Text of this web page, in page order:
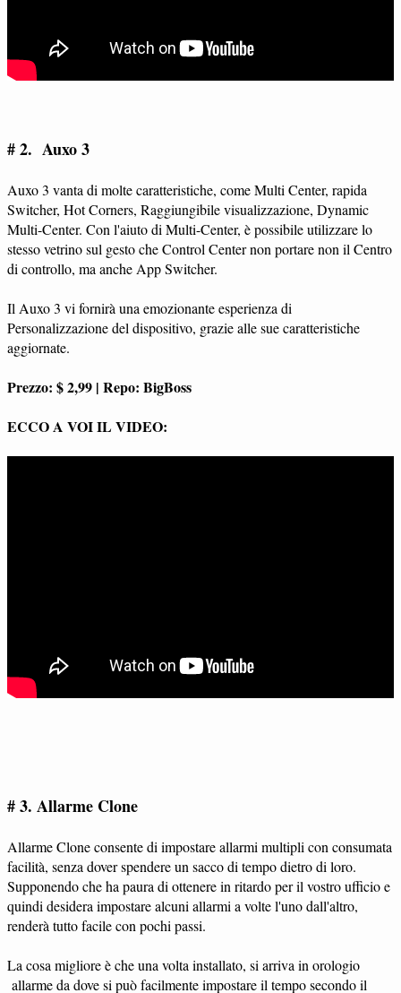
# 2. Auxo 3
Auxo 3 vanta di molte caratteristiche, come Multi Center, rapida
Switcher, Hot Corners, Raggiungibile visualizzazione, Dynamic
Multi-Center. Con l'aiuto di Multi-Center, è possibile utilizzare lo
stesso vetrino sul gesto che Control Center non portare non il Centro
di controllo, ma anche App Switcher.
Il Auxo 3 vi fornirà una emozionante esperienza di
Personalizzazione del dispositivo, grazie alle sue caratteristiche
aggiornate.
Prezzo: $ 2,99 | Repo: BigBoss
ECCO A VOI IL VIDEO:
# 3. Allarme Clone
Allarme Clone consente di impostare allarmi multipli con consumata
facilità, senza dover spendere un sacco di tempo dietro di loro.
Supponendo che ha paura di ottenere in ritardo per il vostro ufficio e
quindi desidera impostare alcuni allarmi a volte l'uno dall'altro,
renderà tutto facile con pochi passi.
La cosa migliore è che una volta installato, si arriva in orologio
allarme da dove si può facilmente impostare il tempo secondo il